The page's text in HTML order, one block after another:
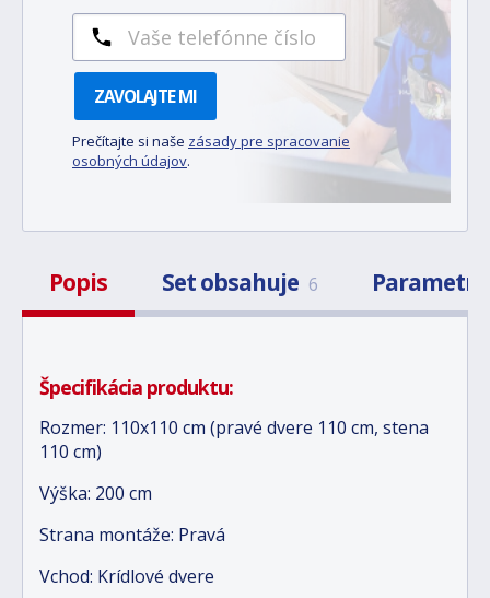
ZAVOLAJTE MI
Prečítajte si naše zásady pre spracovanie
osobných údajov.
Popis Set obsahuje 6 Parametre
Špecifikácia produktu:
Rozmer: 110x110 cm (pravé dvere 110 cm, stena
110 cm)
Výška: 200 cm
Strana montáže: Pravá
Vchod: Krídlové dvere